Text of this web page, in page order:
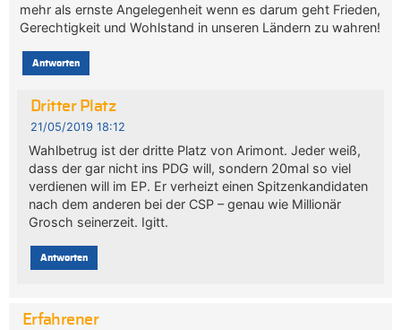
mehr als ernste Angelegenheit wenn es darum geht Frieden,
Gerechtigkeit und Wohlstand in unseren Ländern zu wahren!
Antworten
Dritter Platz
21/05/2019 18:12
Wahlbetrug ist der dritte Platz von Arimont. Jeder weiß,
dass der gar nicht ins PDG will, sondern 20mal so viel
verdienen will im EP. Er verheizt einen Spitzenkandidaten
nach dem anderen bei der CSP – genau wie Millionär
Grosch seinerzeit. Igitt.
Antworten
Erfahrener